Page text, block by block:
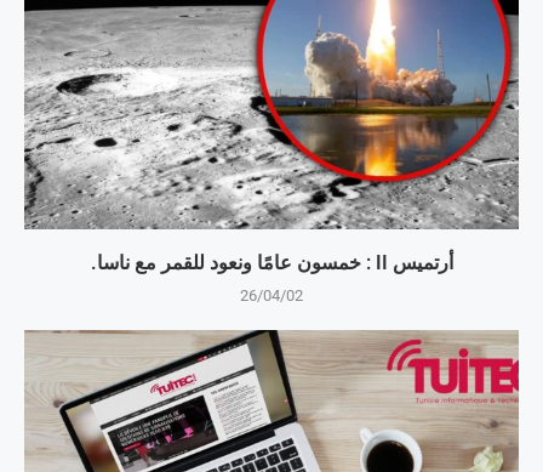
أرتميس II : خمسون عامًا ونعود للقمر مع ناسا.
26/04/02